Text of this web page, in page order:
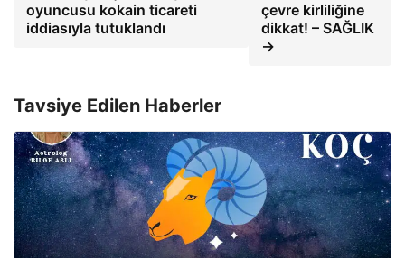
oyuncusu kokain ticareti
iddiasıyla tutuklandı
çevre kirliliğine
dikkat! – SAĞLIK
→
Tavsiye Edilen Haberler